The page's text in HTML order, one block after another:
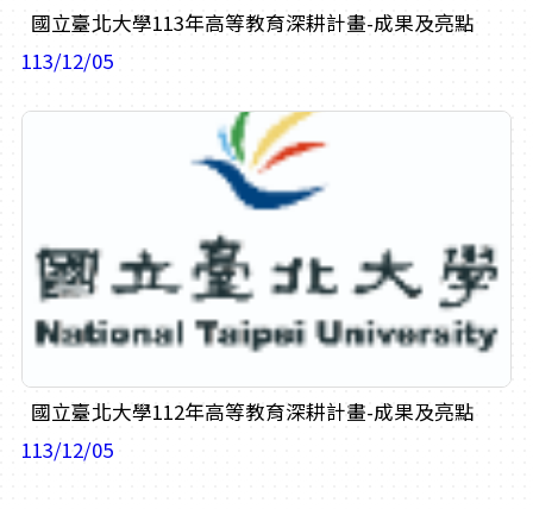
國立臺北大學113年高等教育深耕計畫-成果及亮點
113/12/05
國立臺北大學112年高等教育深耕計畫-成果及亮點
113/12/05